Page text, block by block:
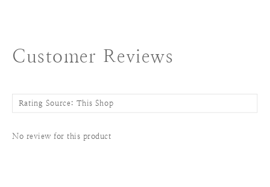
Customer Reviews
No review for this product